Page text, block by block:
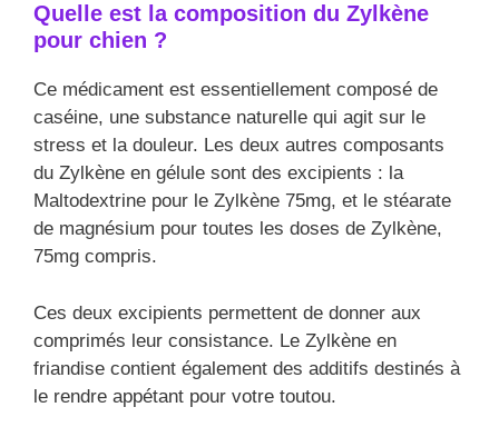
Quelle est la composition du Zylkène
pour chien ?
Ce médicament est essentiellement composé de
caséine, une substance naturelle qui agit sur le
stress et la douleur. Les deux autres composants
du Zylkène en gélule sont des excipients : la
Maltodextrine pour le Zylkène 75mg, et le stéarate
de magnésium pour toutes les doses de Zylkène,
75mg compris.
Ces deux excipients permettent de donner aux
comprimés leur consistance. Le Zylkène en
friandise contient également des additifs destinés à
le rendre appétant pour votre toutou.